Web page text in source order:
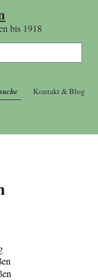
bis 1918
Kontakt & Blog